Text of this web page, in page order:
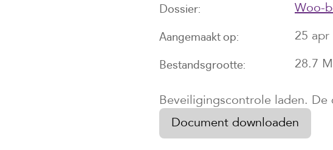
Dossier Woo-
Aangemaakt op 25 apr
Bestandsgrootte 28.7
Beveiligingscontrole laden.